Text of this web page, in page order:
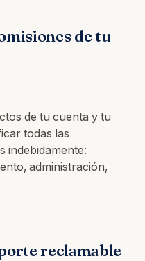
de tu
de tu cuenta y tu
todas las
indebidamente:
administración,
reclamable